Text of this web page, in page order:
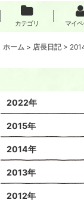
カテゴリ マイ
ホーム > 店長日記 >
2022年
2015年
2014年
2013年
2012年